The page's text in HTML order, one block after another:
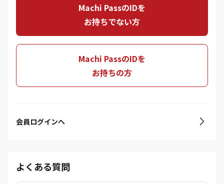
Machi PassのIDを
お持ちでない方
Machi PassのIDを
お持ちの方
会員ログインへ
よくある質問